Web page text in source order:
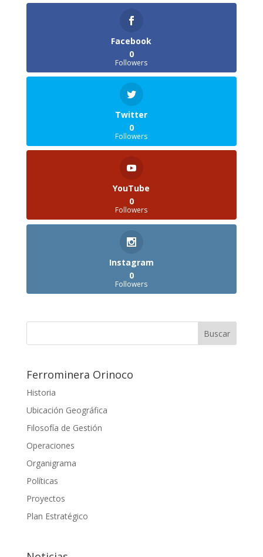
Facebook
0
Followers
Twitter
0
Followers
YouTube
0
Followers
Instagram
0
Followers
Ferrominera Orinoco
Historia
Ubicación Geográfica
Filosofía de Gestión
Operaciones
Organigrama
Políticas
Proyectos
Plan Estratégico